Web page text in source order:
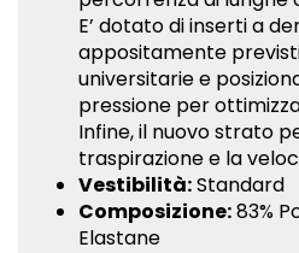
E’ dotato di inserti a
appositamente
universitarie e
pressione per
Infine, il nuovo strato
traspirazione e la
Vestibilità:Standard
Composizione:83%
Elastane